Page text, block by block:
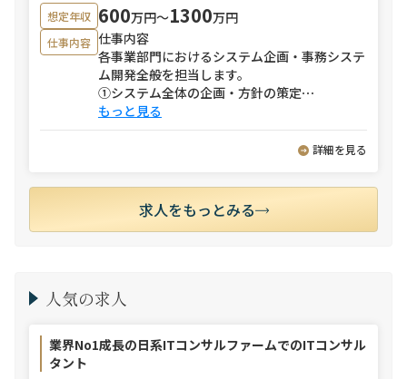
想定年収 600万円〜1300万円
仕事内容 仕事内容
各事業部門におけるシステム企画・事務システ
ム開発全般を担当します。
①システム全体の企画・方針の策定⋯
もっと見る
詳細を見る
求人をもっとみる
人気の求人
業界No1成長の日系ITコンサルファームでのITコンサル
タント